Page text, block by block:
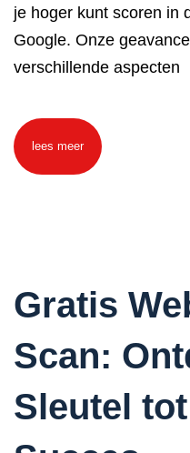
je hoger kunt scoren in
Google. Onze
verschillende aspecten
lees meer
Gratis
Scan:
Sleutel